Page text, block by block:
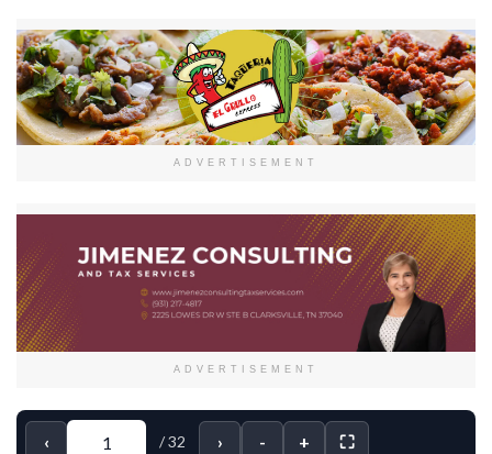
ADVERTISEMENT
ADVERTISEMENT
‹ /32 › - + ⛶